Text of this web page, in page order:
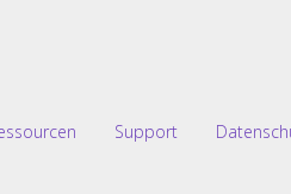
Support